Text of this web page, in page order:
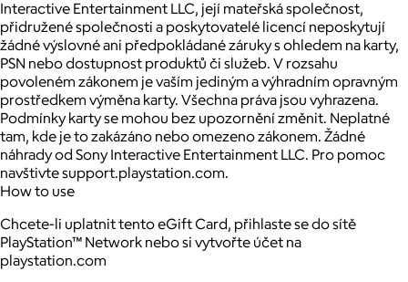
Interactive Entertainment LLC, její mateřská společnost,
přidružené společnosti a poskytovatelé licencí neposkytují
žádné výslovné ani předpokládané záruky s ohledem na karty,
PSN nebo dostupnost produktů či služeb. V rozsahu
povoleném zákonem je vaším jediným a výhradním opravným
prostředkem výměna karty. Všechna práva jsou vyhrazena.
Podmínky karty se mohou bez upozornění změnit. Neplatné
tam, kde je to zakázáno nebo omezeno zákonem. Žádné
náhrady od Sony Interactive Entertainment LLC. Pro pomoc
navštivte support.playstation.com.
How to use
Chcete-li uplatnit tento eGift Card, přihlaste se do sítě
PlayStation™ Network nebo si vytvořte účet na
playstation.com